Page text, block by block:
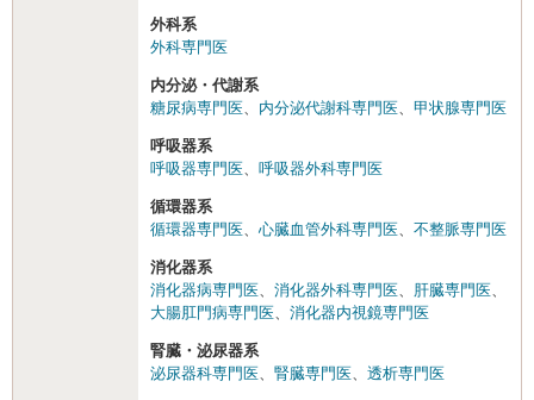
外科系
外科専門医
内分泌・代謝系
糖尿病専門医
内分泌代謝科専門医 甲状腺専門医
呼吸器系
呼吸器専門医
呼吸器外科専門医
循環器系
循環器専門医
心臓血管外科専門医 不整脈専門医
消化器系
消化器病専門医
消化器外科専門医 肝臓専門医
大腸肛門病専門医
消化器内視鏡専門医
腎臓・泌尿器系
泌尿器科専門医
腎臓専門医 透析専門医